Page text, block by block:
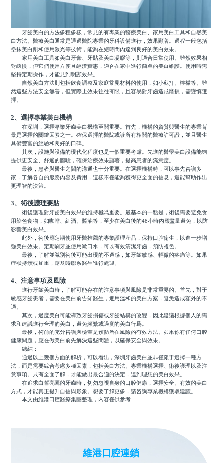
牙齒美白的方法多種多樣，常見的有專業的醫療美白、家用美白工具和自然美
白方法。醫療美白通常是通過醫院專業的牙科設備進行，效果顯著。過程一般包括
塗抹美白劑和使用激光等技術，能夠在短時間內達到良好的美白效果。
家用美白工具如美白牙膏、牙貼及美白凝膠等，則適合日常使用。雖然效果相
對緩慢，但它們使用方便且經濟實惠，適合在家中進行簡單的美白維護。使用時需
堅持定期操作，才能見到明顯效果。
自然美白方法則包括飲食調整及家庭常見材料的使用，如小蘇打、檸檬等。雖
然這些方法安全無害，但實際上效果往往有限，且容易對牙齒造成磨損，需謹慎選
擇。
2、選擇專業美白機構
在深圳，選擇專業牙齒美白機構至關重要。首先，機構的資質與醫生的專業背
景是選擇的關鍵因素之一。確保選擇的醫院或診所有相關的醫療許可證，並且醫生
具備豐富的經驗和良好的口碑。
其次，設施與設備的現代化程度也是一個重要考慮。先進的醫學美白設備能夠
提供更安全、舒適的體驗，確保治療效果顯著，提高患者的滿意度。
最後，患者與醫生之間的溝通也十分重要。在選擇機構時，可以事先咨詢多
家，了解各自的服務內容及費用，這樣不僅能夠獲得更全面的信息，還能幫助作出
更理智的決策。
3、術後護理要點
術後護理對牙齒美白效果的維持極爲重要。最基本的一點是，術後需要避免食
用染色食物，如咖啡、紅酒、醬油等，至少在美白後的48小時內應盡量避免，以防
影響美白效果。
此外，術後應定期使用牙醫推薦的專業護理産品，保持口腔衛生，以進一步增
強美白效果。定期刷牙並使用漱口水，可以有效清潔牙齒，預防複色。
最後，了解並識別術後可能出現的不適感，如牙齒敏感、輕微的疼痛等。如果
症狀持續或加重，應及時聯系醫生進行處理。
4、注意事項及風險
進行牙齒美白時，了解可能存在的注意事項與風險是非常重要的。首先，對于
敏感牙齒患者，需要在美白前告知醫生，選用溫和的美白方案，避免造成額外的不
適。
其次，過度美白可能導致牙齒損傷或牙齒結構的改變，因此建議根據個人的需
求和建議進行合理的美白，避免頻繁或過度的美白行爲。
最後，術前的充分咨詢與檢查是預防潛在風險的有效方法。如果你有任何口腔
健康問題，應在做美白前先解決這些問題，以確保安全與效果。
總結：
通過以上幾個方面的解析，可以看出，深圳牙齒美白並非僅限于選擇一種方
法，而是需要綜合考慮多種因素，包括美白方法、專業機構選擇、術後護理以及注
意事項。只有全面了解，才能做出最合適的決定，達到理想的美白效果。
在追求白皙亮麗的牙齒時，切勿忽視自身的口腔健康，選擇安全、有效的美白
方式，才能真正提升自信與形象。想要了解更多，請咨詢專業機構獲取建議。
本文由維港口腔醫療集團整理，內容僅供參考
維港口腔連鎖